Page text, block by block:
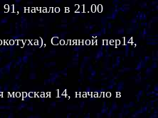
начало в 21.00
Соляной пер14,
морская 14, начало в